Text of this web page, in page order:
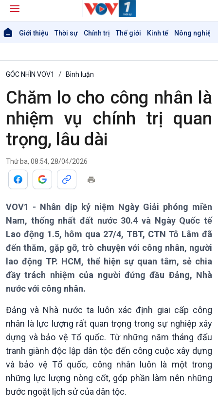
Giới thiệu Thời sự Chính trị Thế giới Kinh tế Nông nghiệp
Giới thiệu
Thời sự
Thời sự 6h
Thời sự 21h30
Bản tin
Chuyên mục
Theo dòng Thời sự
GÓC NHÌN VOV1 Bình luận
Chăm lo cho công nhân là
nhiệm vụ chính trị quan
trọng, lâu dài
Thứ ba, 08:54, 28/04/2026
VOV1 - Nhân dịp kỷ niệm Ngày Giải phóng miền
Nam, thống nhất đất nước 30.4 và Ngày Quốc tế
Lao động 1.5, hôm qua 27/4, TBT, CTN Tô Lâm đã
đến thăm, gặp gỡ, trò chuyện với công nhân, người
lao động TP. HCM, thể hiện sự quan tâm, sẻ chia
đầy trách nhiệm của người đứng đầu Đảng, Nhà
nước với công nhân.
Đảng và Nhà nước ta luôn xác định giai cấp công
nhân là lực lượng rất quan trọng trong sự nghiệp xây
dựng và bảo vệ Tổ quốc. Từ những năm tháng đấu
tranh giành độc lập dân tộc đến công cuộc xây dựng
và bảo vệ Tổ quốc, công nhân luôn là một trong
những lực lượng nòng cốt, góp phần làm nên những
bước ngoặt lịch sử của dân tộc.